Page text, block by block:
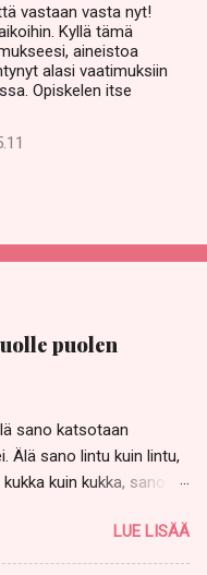
vastaan vasta nyt!
Kyllä tämä
aineistoa
alasi vaatimuksiin
Opiskelen itse
puolen
sano katsotaan
Älä sano lintu kuin lintu,
kuin kukka, sano
heikoille keittoa ja
sapeli kouraan.
LUE LISÄÄ